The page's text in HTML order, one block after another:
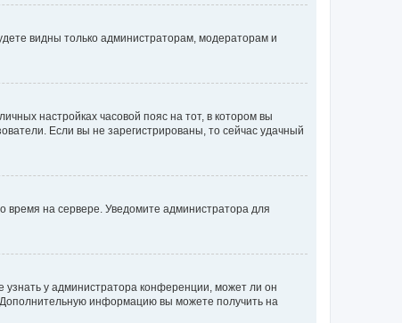
видны только администраторам, модераторам и
настройках часовой пояс на тот, в котором вы
Если вы не зарегистрированы, то сейчас удачный
время на сервере. Уведомите администратора для
у администратора конференции, может ли он
Дополнительную информацию вы можете получить на